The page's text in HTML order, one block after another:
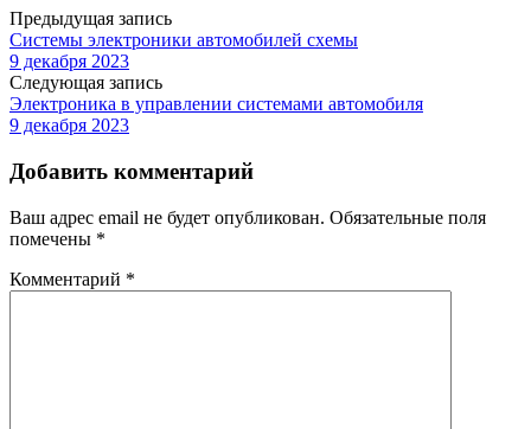
Предыдущая запись
Системы электроники автомобилей схемы
9 декабря 2023
Следующая запись
Электроника в управлении системами автомобиля
9 декабря 2023
Добавить комментарий
Ваш адрес email не будет опубликован. Обязательные поля
помечены *
Комментарий *